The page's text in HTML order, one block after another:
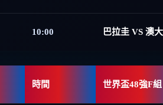
10:00 巴拉圭 VS 澳
時間 世界盃48強F組